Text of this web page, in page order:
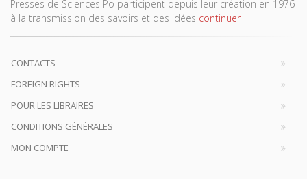
Presses de Sciences Po participent depuis leur création en 1976
à la transmission des savoirs et des idées continuer
CONTACTS
FOREIGN RIGHTS
POUR LES LIBRAIRES
CONDITIONS GÉNÉRALES
MON COMPTE